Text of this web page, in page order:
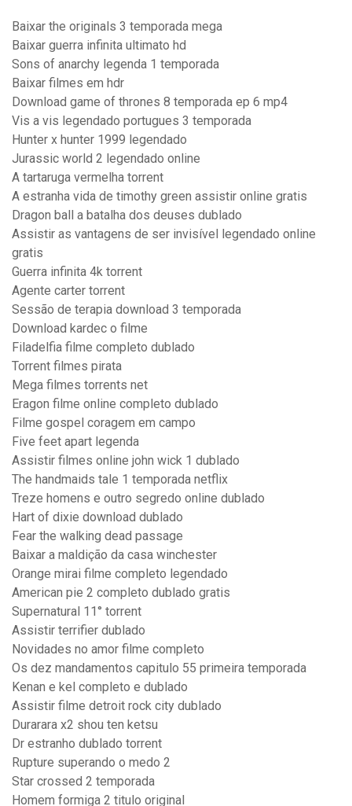
Baixar the originals 3 temporada mega
Baixar guerra infinita ultimato hd
Sons of anarchy legenda 1 temporada
Baixar filmes em hdr
Download game of thrones 8 temporada ep 6 mp4
Vis a vis legendado portugues 3 temporada
Hunter x hunter 1999 legendado
Jurassic world 2 legendado online
A tartaruga vermelha torrent
A estranha vida de timothy green assistir online gratis
Dragon ball a batalha dos deuses dublado
Assistir as vantagens de ser invisível legendado online
gratis
Guerra infinita 4k torrent
Agente carter torrent
Sessão de terapia download 3 temporada
Download kardec o filme
Filadelfia filme completo dublado
Torrent filmes pirata
Mega filmes torrents net
Eragon filme online completo dublado
Filme gospel coragem em campo
Five feet apart legenda
Assistir filmes online john wick 1 dublado
The handmaids tale 1 temporada netflix
Treze homens e outro segredo online dublado
Hart of dixie download dublado
Fear the walking dead passage
Baixar a maldição da casa winchester
Orange mirai filme completo legendado
American pie 2 completo dublado gratis
Supernatural 11° torrent
Assistir terrifier dublado
Novidades no amor filme completo
Os dez mandamentos capitulo 55 primeira temporada
Kenan e kel completo e dublado
Assistir filme detroit rock city dublado
Durarara x2 shou ten ketsu
Dr estranho dublado torrent
Rupture superando o medo 2
Star crossed 2 temporada
Homem formiga 2 titulo original